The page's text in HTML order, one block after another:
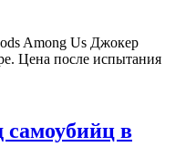
Among Us Джокер
Цена после испытания
в